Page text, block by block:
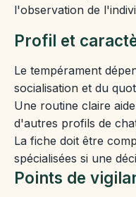
l'observation de
Profil et
Le tempérament
socialisation et du
Une routine claire
d'autres profils de
La fiche doit être
spécialisées si une
Points de